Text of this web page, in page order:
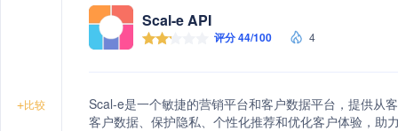
+比较
Scal-e API
评分 44/100 4
Scal-e是一个敏捷的营销平台和客户数据平台，提供从
客户数据、保护隐私、个性化推荐和优化客户体验，助